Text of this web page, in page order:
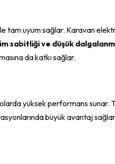
tam uyum sağlar. Karavan
sabitliği ve düşük
da katkı sağlar.
yüksek performans sunar.
büyük avantaj